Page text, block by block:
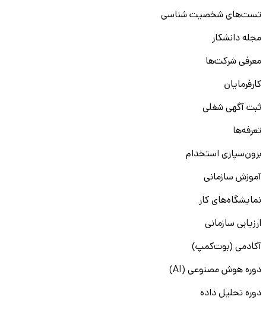
تست‌های شخصیت شناسی
مجله دانشکار
معرفی شرکت‌ها
کارفرمایان
ثبت آگهی شغلی
تعرفه‌ها
برون‌سپاری استخدام
آموزش سازمانی
نمایشگاه‌های کار
ارزیابی سازمانی
آکادمی (بوت‌کمپ)
دوره هوش مصنوعی (AI)
دوره تحلیل داده